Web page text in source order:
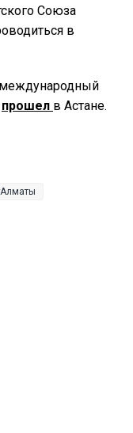
Союза
в
прошел в Астане.
Алматы